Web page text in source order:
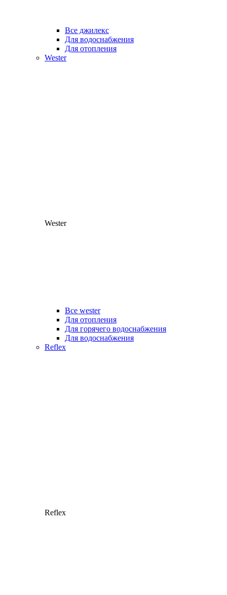
Все джилекс
Для водоснабжения
Для отопления
Wester
Wester
Все wester
Для отопления
Для горячего водоснабжения
Для водоснабжения
Reflex
Reflex